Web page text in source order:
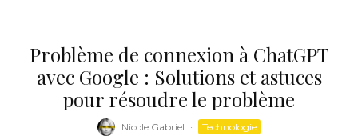
Problème de connexion à ChatGPT
avec Google : Solutions et astuces
pour résoudre le problème
Nicole Gabriel · Technologie